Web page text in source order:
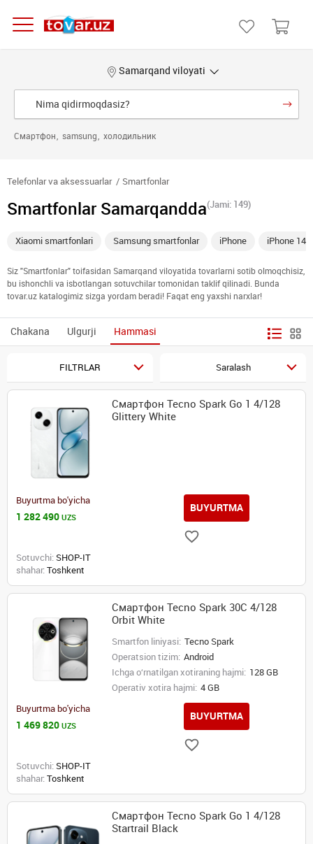
Samarqand viloyati
Смартфон samsung холодильник
Telefonlar va aksessuarlar Smartfonlar
Smartfonlar Samarqandda(Jami: 149)
Xiaomi smartfonlari Samsung smartfonlar iPhone iPhone 14
Siz "Smartfonlar" toifasidan Samarqand viloyatida tovarlarni sotib olmoqchisiz,
bu ishonchli va isbotlangan sotuvchilar tomonidan taklif qilinadi. Bunda
tovar.uz katalogimiz sizga yordam beradi! Faqat eng yaxshi narxlar!
Chakana Ulgurji Hammasi
FILTRLAR Saralash
Смартфон Tecno Spark Go 1 4/128
Glittery White
Buyurtma bo'yicha
1 282 490 UZS
BUYURTMA
Sotuvchi: SHOP-IT
shahar: Toshkent
Смартфон Tecno Spark 30C 4/128
Orbit White
Smartfon liniyasi: Tecno Spark
Operatsion tizim: Android
Ichga o‘rnatilgan xotiraning hajmi: 128 GB
Operativ xotira hajmi: 4 GB
Buyurtma bo'yicha
1 469 820 UZS
BUYURTMA
Sotuvchi: SHOP-IT
shahar: Toshkent
Смартфон Tecno Spark Go 1 4/128
Startrail Black